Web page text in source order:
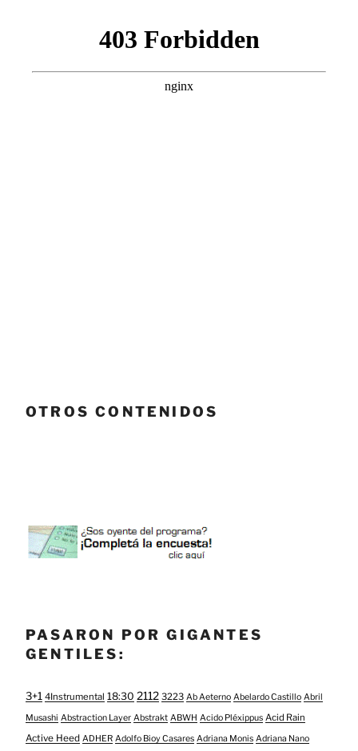
OTROS CONTENIDOS
PASARON POR GIGANTES
GENTILES:
3+1 4Instrumental 18:30 2112 3223 Ab Aeterno Abelardo Castillo Abril
Musashi Abstraction Layer Abstrakt ABWH Acido Pléxippus Acid Rain
Active Heed ADHER Adolfo Bioy Casares Adriana Monis Adriana Nano